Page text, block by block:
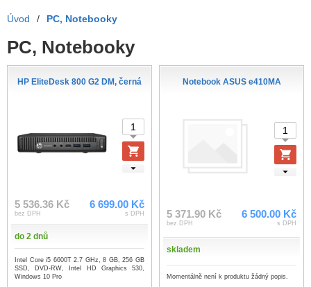
Úvod / PC, Notebooky
PC, Notebooky
HP EliteDesk 800 G2 DM, černá
5 536.36 Kč
bez DPH
6 699.00 Kč
s DPH
do 2 dnů
Intel Core i5 6600T 2.7 GHz, 8 GB, 256 GB
SSD, DVD-RW, Intel HD Graphics 530,
Windows 10 Pro
Notebook ASUS e410MA
5 371.90 Kč
bez DPH
6 500.00 Kč
s DPH
skladem
Momentálně není k produktu žádný popis.